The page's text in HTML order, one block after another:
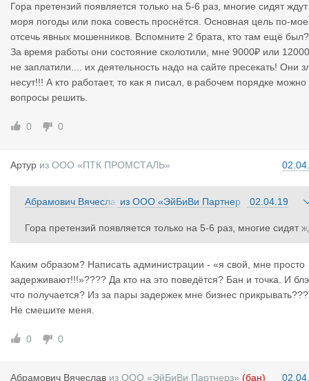
о встала, с кем не бывает. А когда гора не закрытых претензий
то стоит задуматься. И это уже дело перевозчика идти на
Потому эта система и так уже есть, зачем переливать из
о в порожнее не понимаю.
Гора претензий появляется только на 5-6 раз, многие сидят
моря погоды или пока совесть проснётся. Основная цель по-
отсечь явных мошенников. Вспомните 2 брата, кто там ещё был?
За время работы они состояние сколотили, мне 9000₽ или
не заплатили.... их деятельность надо на сайте пресекать! Они
несут!!! А кто работает, то как я писал, в рабочем порядке можно
вопросы решить.
0 0
Артур из ООО «ПТК ПРОМСТАЛЬ»
Абрамович Вячесла из ООО «ЭйБиВи Партнер
02.04.19
Гора претензий появляется только на 5-6 раз, многие сидят
ут у моря погоды или пока совесть проснётся. Основная цель
ам ещё был? За время работы они состояние сколотили, мне
9000₽ или 12000₽ не заплатили.... их деятельность надо на
йте пресекать! Они зло несут!!! А кто работает, то как я писал,
Каким образом? Написать администрации - «я свой, мне просто
задерживают!!!»???? Да кто на это поведётся? Бан и точка. И
что получается? Из за пары задержек мне бизнес прикрывать???
Не смешите меня.
0 0
Абрамович Вячеслав из ООО «ЭйБиВи Партнерз» (бан)